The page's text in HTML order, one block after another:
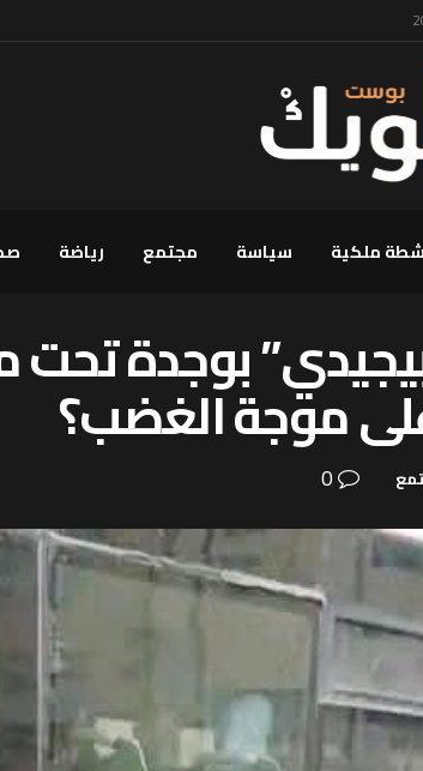
ملكية سياسة مجتمع رياضة
بوجدة
موجة الغضب؟